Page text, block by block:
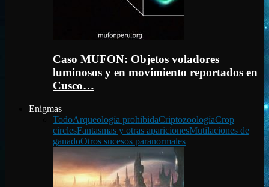
Caso MUFON: Objetos voladores
luminosos y en movimiento reportados en
Cusco…
Enigmas
TodoArqueología prohibidaCriptozoologíaCrop
circlesFantasmas y otras aparicionesMutilaciones de
ganadoOtros sucesos paranormales